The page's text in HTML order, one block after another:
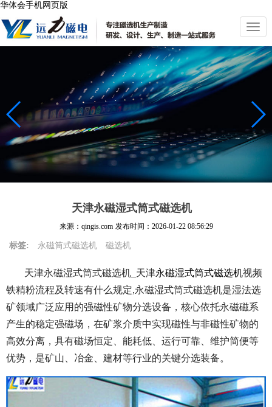
华体会手机网页版
切
换
导
航
天津永磁湿式筒式磁选机
来源：qingis.com 发布时间： 2026-01-22 08:56:29
标签: 永磁筒式磁选机 磁选机
天津永磁湿式筒式磁选机_天津永磁湿式筒式磁选机视频
铁精粉流程及转速有什么规定,永磁湿式筒式磁选机是湿法选
矿领域广泛应用的强磁性矿物分选设备，核心依托永磁磁系
产生的稳定强磁场，在矿浆介质中实现磁性与非磁性矿物的
高效分离，具有磁场恒定、能耗低、运行可靠、维护简便等
优势，是矿山、冶金、建材等行业的关键分选装备。